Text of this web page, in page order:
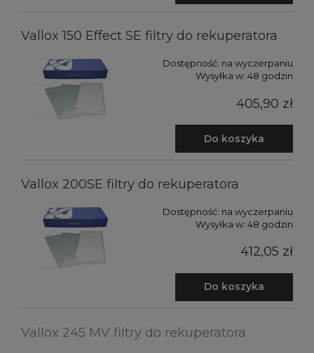
Vallox 150 Effect SE filtry do rekuperatora
Dostępność: na wyczerpaniu
Wysyłka w: 48 godzin
405,90 zł
Do koszyka
Vallox 200SE filtry do rekuperatora
Dostępność: na wyczerpaniu
Wysyłka w: 48 godzin
412,05 zł
Do koszyka
Vallox 245 MV filtry do rekuperatora